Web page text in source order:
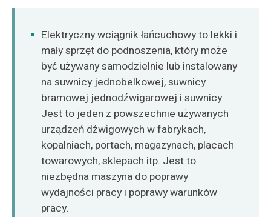
Elektryczny wciągnik łańcuchowy to lekki i
mały sprzęt do podnoszenia, który może
być używany samodzielnie lub instalowany
na suwnicy jednobelkowej, suwnicy
bramowej jednodźwigarowej i suwnicy.
Jest to jeden z powszechnie używanych
urządzeń dźwigowych w fabrykach,
kopalniach, portach, magazynach, placach
towarowych, sklepach itp. Jest to
niezbędna maszyna do poprawy
wydajności pracy i poprawy warunków
pracy.